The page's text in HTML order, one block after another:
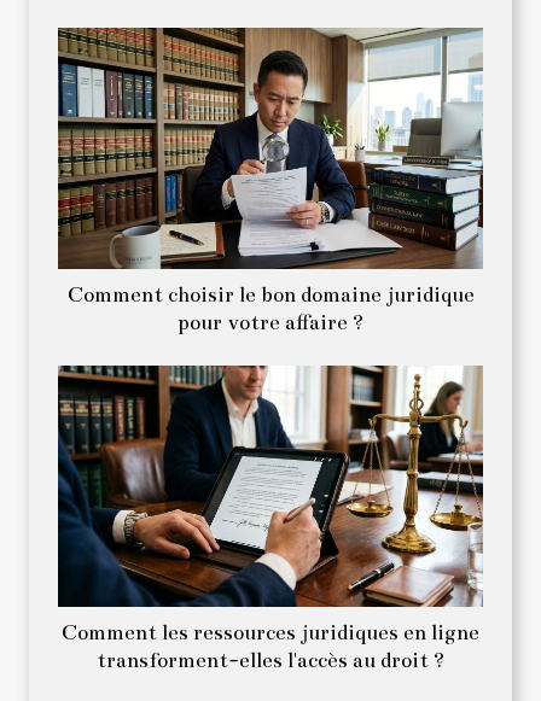
Comment choisir le bon domaine juridique
pour votre affaire ?
Comment les ressources juridiques en ligne
transforment-elles l'accès au droit ?